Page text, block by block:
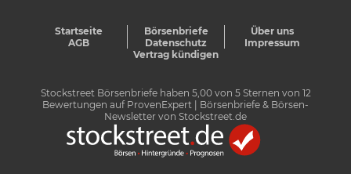
Startseite Börsenbriefe
Über uns
AGB
Datenschutz
Impressum
Vertrag kündigen
Stockstreet Börsenbriefe haben 5,00von 5Sternen von 12
Bewertungen auf ProvenExpert
| Börsenbriefe & Börsen-
Newsletter von Stockstreet.de